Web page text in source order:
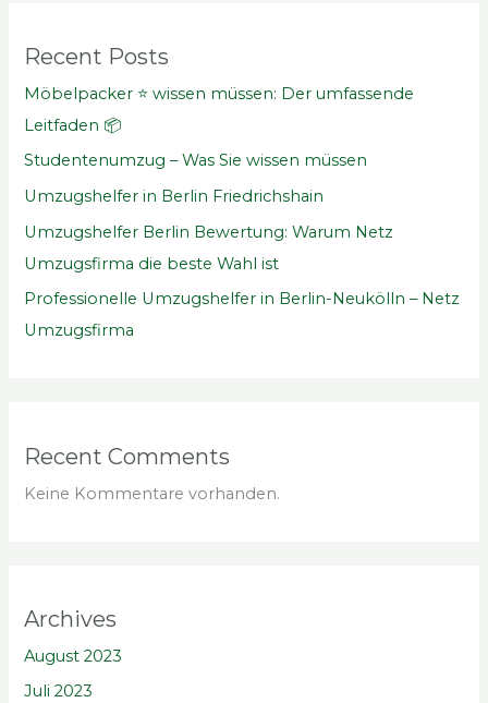
Recent Posts
Möbelpacker ⭐ wissen müssen: Der umfassende
Leitfaden 📦
Studentenumzug – Was Sie wissen müssen
Umzugshelfer in Berlin Friedrichshain
Umzugshelfer Berlin Bewertung: Warum Netz
Umzugsfirma die beste Wahl ist
Professionelle Umzugshelfer in Berlin-Neukölln – Netz
Umzugsfirma
Recent Comments
Keine Kommentare vorhanden.
Archives
August 2023
Juli 2023